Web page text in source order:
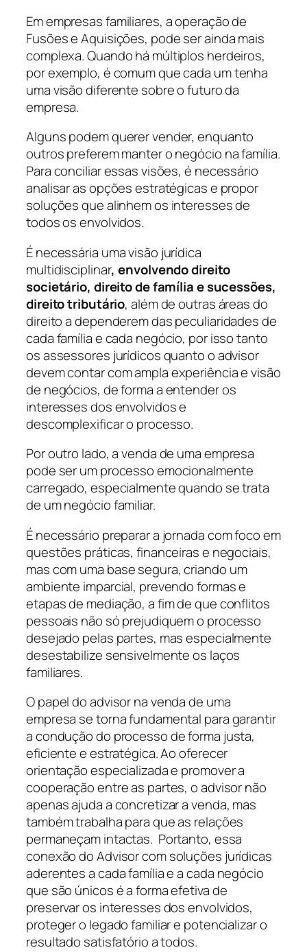
Em empresas familiares, a operação de
Fusões e Aquisições, pode ser ainda mais
complexa. Quando há múltiplos herdeiros,
por exemplo, é comum que cada um tenha
uma visão diferente sobre o futuro da
empresa.
Alguns podem querer vender, enquanto
outros preferem manter o negócio na família.
Para conciliar essas visões, é necessário
analisar as opções estratégicas e propor
soluções que alinhem os interesses de
todos os envolvidos.
É necessária uma visão jurídica
multidisciplinar, envolvendo direito
societário, direito de família e sucessões,
direito tributário, além de outras áreas do
direito a dependerem das peculiaridades de
cada família e cada negócio, por isso tanto
os assessores jurídicos quanto o advisor
devem contar com ampla experiência e visão
de negócios, de forma a entender os
interesses dos envolvidos e
descomplexificar o processo.
Por outro lado, a venda de uma empresa
pode ser um processo emocionalmente
carregado, especialmente quando se trata
de um negócio familiar.
É necessário preparar a jornada com foco em
questões práticas, financeiras e negociais,
mas com uma base segura, criando um
ambiente imparcial, prevendo formas e
etapas de mediação, a fim de que conflitos
pessoais não só prejudiquem o processo
desejado pelas partes, mas especialmente
desestabilize sensivelmente os laços
familiares.
O papel do advisor na venda de uma
empresa se torna fundamental para garantir
a condução do processo de forma justa,
eficiente e estratégica. Ao oferecer
orientação especializada e promover a
cooperação entre as partes, o advisor não
apenas ajuda a concretizar a venda, mas
também trabalha para que as relações
permaneçam intactas. Portanto, essa
conexão do Advisor com soluções jurídicas
aderentes a cada família e a cada negócio
que são únicos é a forma efetiva de
preservar os interesses dos envolvidos,
proteger o legado familiar e potencializar o
resultado satisfatório a todos.